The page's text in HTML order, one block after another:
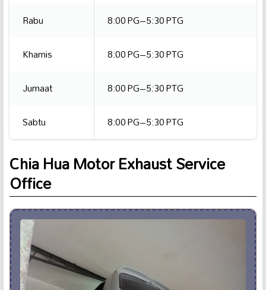
Rabu
8:00 PG–5:30 PTG
Khamis
8:00 PG–5:30 PTG
Jumaat
8:00 PG–5:30 PTG
Sabtu
8:00 PG–5:30 PTG
Chia Hua Motor Exhaust Service
Office